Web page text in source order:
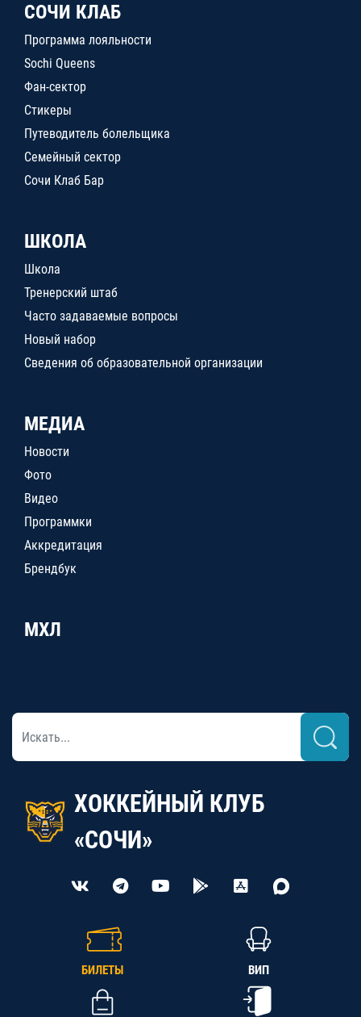
СОЧИ КЛАБ
Программа лояльности
Sochi Queens
Фан-сектор
Стикеры
Путеводитель болельщика
Семейный сектор
Сочи Клаб Бар
ШКОЛА
Школа
Тренерский штаб
Часто задаваемые вопросы
Новый набор
Сведения об образовательной организации
МЕДИА
Новости
Фото
Видео
Программки
Аккредитация
Брендбук
МХЛ
ХОККЕЙНЫЙ КЛУБ
«СОЧИ»
БИЛЕТЫ ВИП